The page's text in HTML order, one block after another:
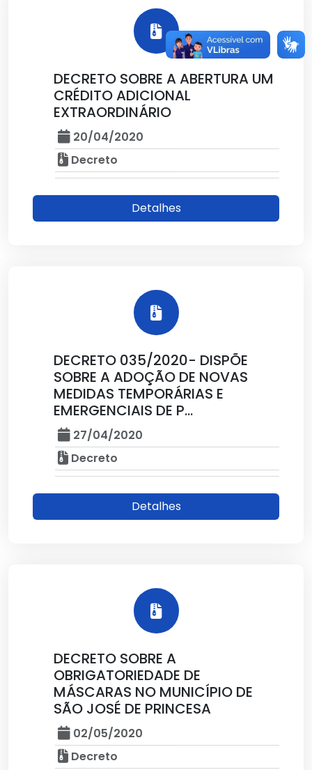
DECRETO SOBRE A ABERTURA UM
CRÉDITO ADICIONAL
EXTRAORDINÁRIO
20/04/2020
Decreto
Detalhes
DECRETO 035/2020- DISPÕE
SOBRE A ADOÇÃO DE NOVAS
MEDIDAS TEMPORÁRIAS E
EMERGENCIAIS DE P...
27/04/2020
Decreto
Detalhes
DECRETO SOBRE A
OBRIGATORIEDADE DE
MÁSCARAS NO MUNICÍPIO DE
SÃO JOSÉ DE PRINCESA
02/05/2020
Decreto